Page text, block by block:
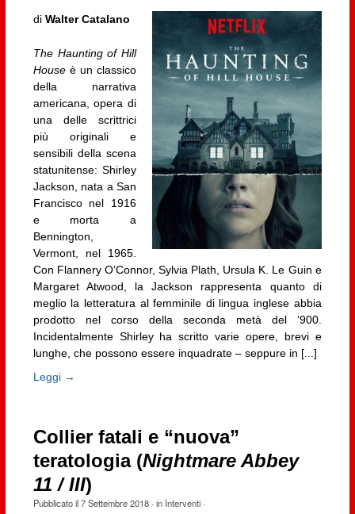
di Walter Catalano
The Haunting of Hill
Houseè un classico
della narrativa
americana, opera di
una delle scrittrici
più originali e
sensibili della scena
statunitense: Shirley
Jackson, nata a San
Francisco nel 1916
e morta a
Bennington,
Vermont, nel 1965.
Con Flannery O’Connor, Sylvia Plath, Ursula K. Le Guin e
Margaret Atwood, la Jackson rappresenta quanto di
meglio la letteratura al femminile di lingua inglese abbia
prodotto nel corso della seconda metà del ‘900.
Incidentalmente Shirley ha scritto varie opere, brevi e
lunghe, che possono essere inquadrate – seppure in [...]
Leggi →
Collier fatali e “nuova”
teratologia (Nightmare Abbey
11 / III)
Pubblicato il7 Settembre 2018· in Interventi·